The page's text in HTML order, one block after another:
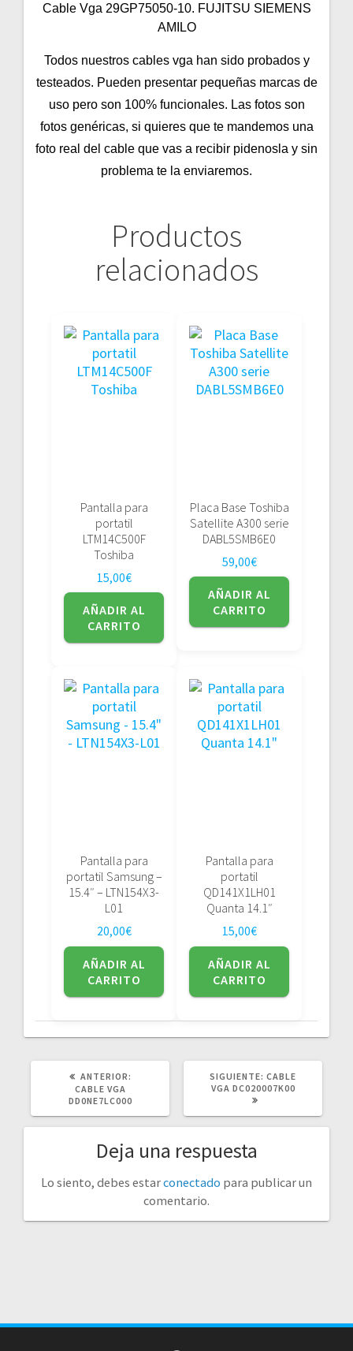
Cable Vga 29GP75050-10. FUJITSU SIEMENS
AMILO
Todos nuestros cables vga han sido probados y
testeados. Pueden presentar pequeñas marcas de
uso pero son 100% funcionales. Las fotos son
fotos genéricas, si quieres que te mandemos una
foto real del cable que vas a recibir pidenosla y sin
problema te la enviaremos.
Productos
relacionados
Pantalla para
portatil
LTM14C500F
Toshiba
15,00€
AÑADIR AL
CARRITO
Placa Base Toshiba
Satellite A300 serie
DABL5SMB6E0
59,00€
AÑADIR AL
CARRITO
Pantalla para
portatil Samsung –
15.4″ – LTN154X3-
L01
20,00€
AÑADIR AL
CARRITO
Pantalla para
portatil
QD141X1LH01
Quanta 14.1″
15,00€
AÑADIR AL
CARRITO
ANTERIOR:
CABLE VGA
DD0NE7LC000
SIGUIENTE: SIGUIENTE
POST:
CABLE
VGA DC020007K00
Deja una respuesta
Lo siento, debes estarconectado para publicar un
comentario.